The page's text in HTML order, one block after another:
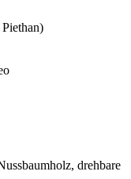
drehbare